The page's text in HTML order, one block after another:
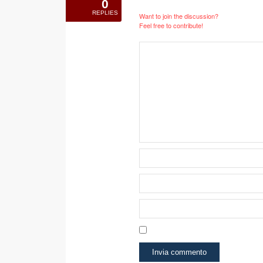
0
REPLIES
Want to join the discussion?
Feel free to contribute!